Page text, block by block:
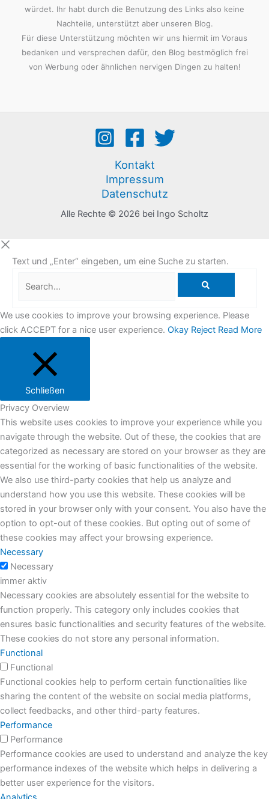
würdet. Ihr habt durch die Benutzung des Links also keine
Nachteile, unterstützt aber unseren Blog.
Für diese Unterstützung möchten wir uns hiermit im Voraus
bedanken und versprechen dafür, den Blog bestmöglich frei
von Werbung oder ähnlichen nervigen Dingen zu halten!
Kontakt
Impressum
Datenschutz
Alle Rechte © 2026 bei Ingo Scholtz
Text und „Enter“ eingeben, um eine Suche zu starten.
We use cookies to improve your browsing experience. Please
click ACCEPT for a nice user experience. Okay Reject Read More
Schließen
Privacy Overview
This website uses cookies to improve your experience while you
navigate through the website. Out of these, the cookies that are
categorized as necessary are stored on your browser as they are
essential for the working of basic functionalities of the website.
We also use third-party cookies that help us analyze and
understand how you use this website. These cookies will be
stored in your browser only with your consent. You also have the
option to opt-out of these cookies. But opting out of some of
these cookies may affect your browsing experience.
Necessary
Necessary
immer aktiv
Necessary cookies are absolutely essential for the website to
function properly. This category only includes cookies that
ensures basic functionalities and security features of the website.
These cookies do not store any personal information.
Functional
Functional
Functional cookies help to perform certain functionalities like
sharing the content of the website on social media platforms,
collect feedbacks, and other third-party features.
Performance
Performance
Performance cookies are used to understand and analyze the key
performance indexes of the website which helps in delivering a
better user experience for the visitors.